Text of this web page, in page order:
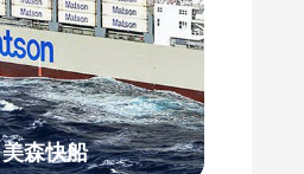
美森快船